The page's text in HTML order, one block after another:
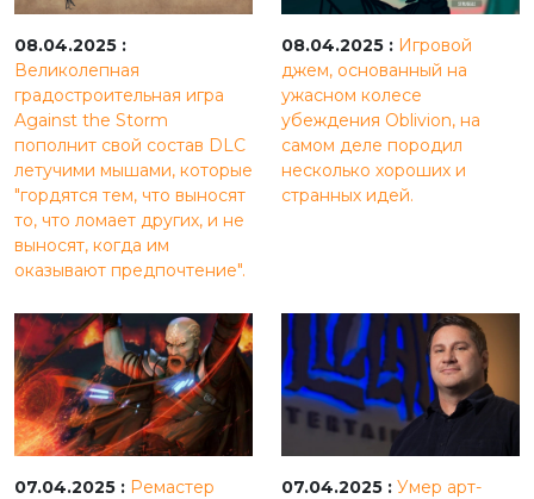
08.04.2025 :
Великолепная
градостроительная игра
Against the Storm
пополнит свой состав DLC
летучими мышами, которые
"гордятся тем, что выносят
то, что ломает других, и не
выносят, когда им
оказывают предпочтение".
08.04.2025 : Игровой
джем, основанный на
ужасном колесе
убеждения Oblivion, на
самом деле породил
несколько хороших и
странных идей.
07.04.2025 : Ремастер
07.04.2025 : Умер арт-